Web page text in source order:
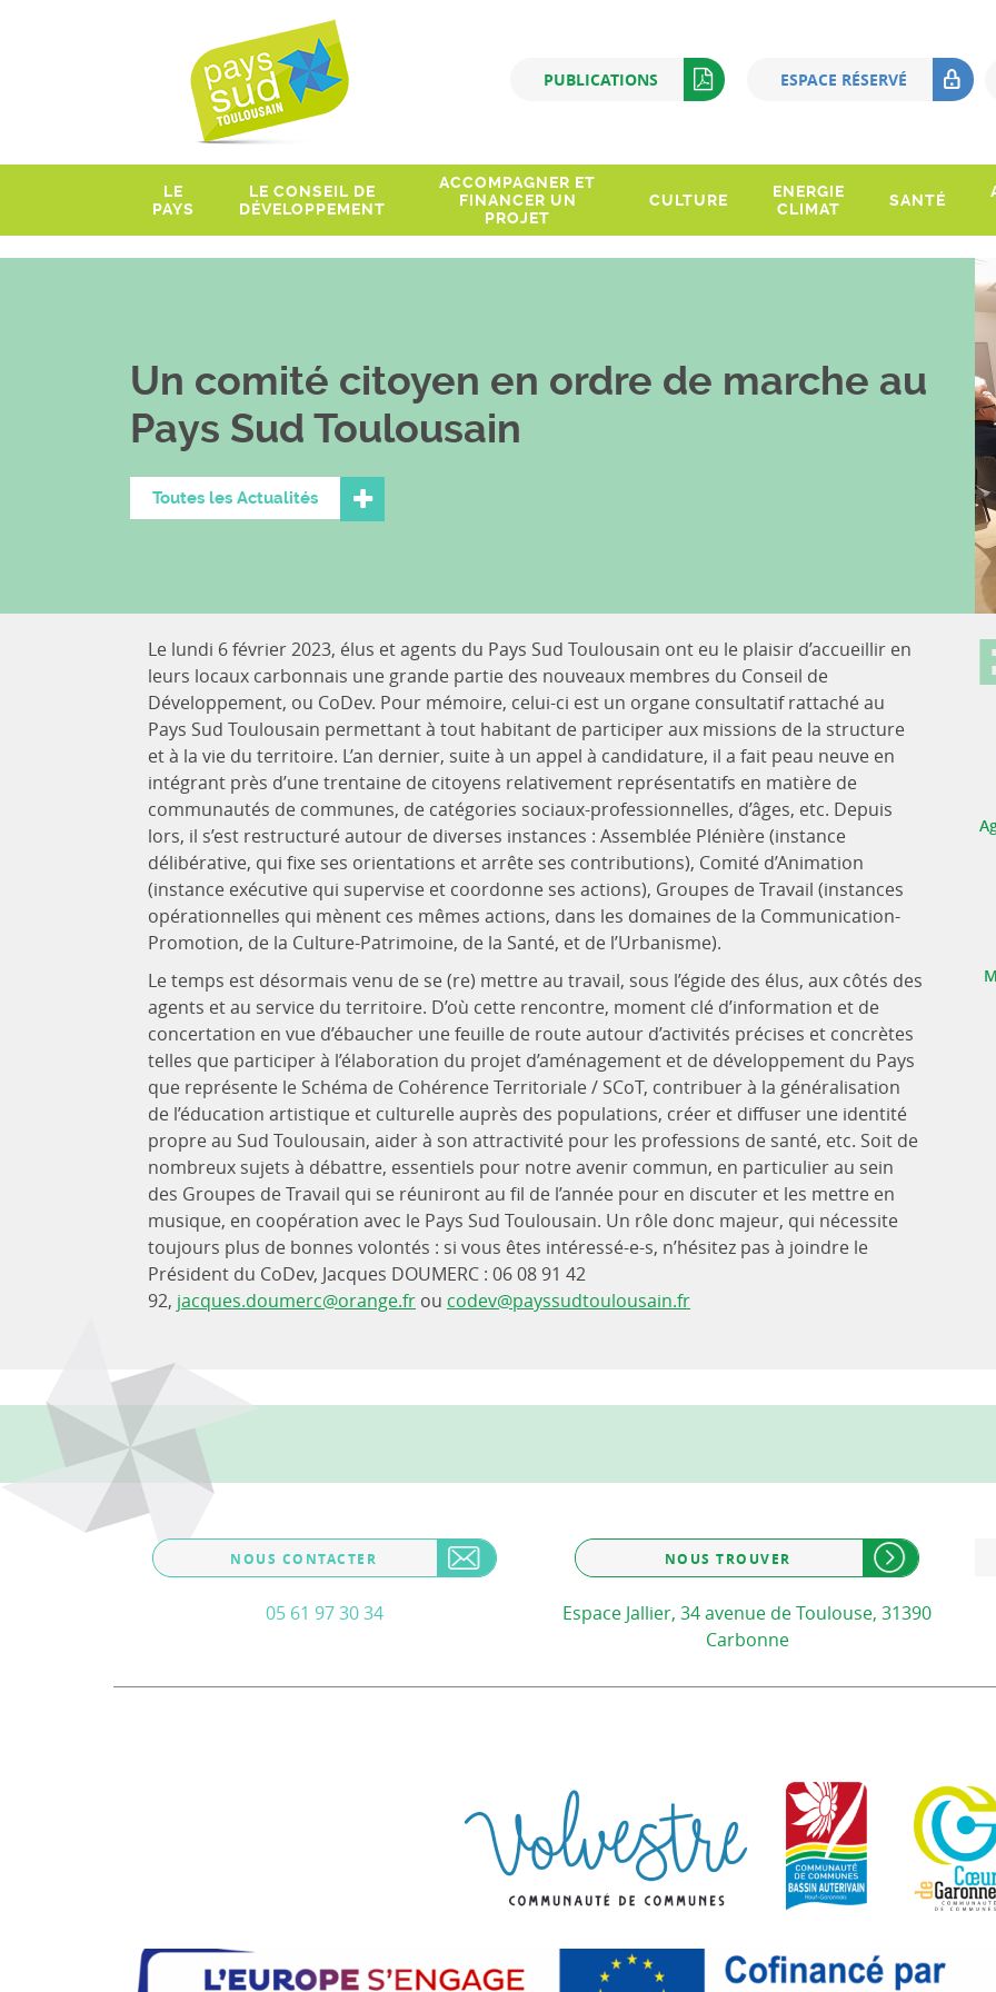
PUBLICATIONS ESPACE RÉSERVÉ
LE
PAYS
LE CONSEIL DE
DÉVELOPPEMENT
ACCOMPAGNER ET
FINANCER UN
PROJET
CULTURE
ENERGIE
CLIMAT
SANTÉ
Un comité citoyen en ordre de marche au
Pays Sud Toulousain
Toutes les Actualités
Le lundi 6 février 2023, élus et agents du Pays Sud Toulousain ont eu le plaisir d’accueillir en
leurs locaux carbonnais une grande partie des nouveaux membres du Conseil de
Développement, ou CoDev. Pour mémoire, celui-ci est un organe consultatif rattaché au
Pays Sud Toulousain permettant à tout habitant de participer aux missions de la structure
et à la vie du territoire. L’an dernier, suite à un appel à candidature, il a fait peau neuve en
intégrant près d’une trentaine de citoyens relativement représentatifs en matière de
communautés de communes, de catégories sociaux-professionnelles, d’âges, etc. Depuis
lors, il s’est restructuré autour de diverses instances : Assemblée Plénière (instance
délibérative, qui fixe ses orientations et arrête ses contributions), Comité d’Animation
(instance exécutive qui supervise et coordonne ses actions), Groupes de Travail (instances
opérationnelles qui mènent ces mêmes actions, dans les domaines de la Communication-
Promotion, de la Culture-Patrimoine, de la Santé, et de l’Urbanisme).
Le temps est désormais venu de se (re) mettre au travail, sous l’égide des élus, aux côtés des
agents et au service du territoire. D’où cette rencontre, moment clé d’information et de
concertation en vue d’ébaucher une feuille de route autour d’activités précises et concrètes
telles que participer à l’élaboration du projet d’aménagement et de développement du Pays
que représente le Schéma de Cohérence Territoriale / SCoT, contribuer à la généralisation
de l’éducation artistique et culturelle auprès des populations, créer et diffuser une identité
propre au Sud Toulousain, aider à son attractivité pour les professions de santé, etc. Soit de
nombreux sujets à débattre, essentiels pour notre avenir commun, en particulier au sein
des Groupes de Travail qui se réuniront au fil de l’année pour en discuter et les mettre en
musique, en coopération avec le Pays Sud Toulousain. Un rôle donc majeur, qui nécessite
toujours plus de bonnes volontés : si vous êtes intéressé-e-s, n’hésitez pas à joindre le
Président du CoDev, Jacques DOUMERC : 06 08 91 42
92, jacques.doumerc@orange.fr ou codev@payssudtoulousain.fr
NOUS CONTACTER
05 61 97 30 34
NOUS TROUVER
Espace Jallier, 34 avenue de Toulouse, 31390
Carbonne
Communauté de communes